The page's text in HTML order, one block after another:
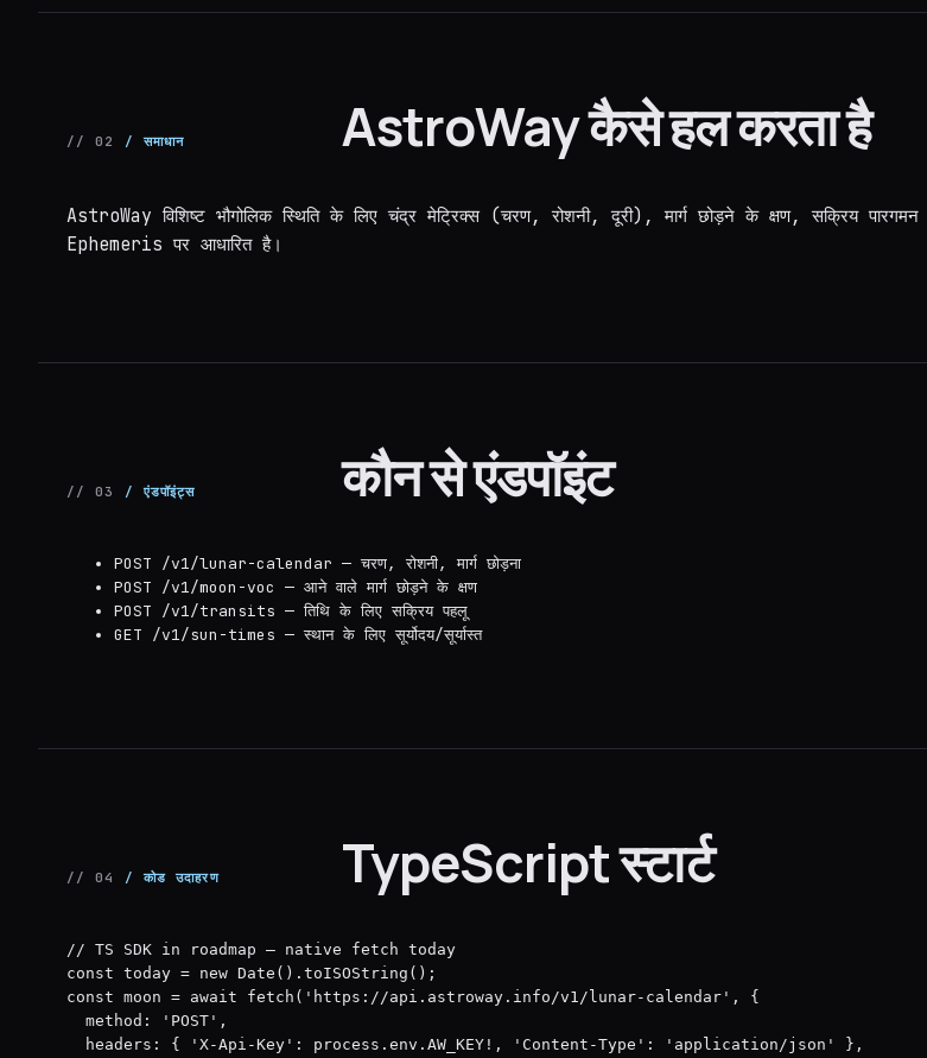
// 02 / समाधान AstroWay कैसे हल करता है
AstroWay विशिष्ट भौगोलिक स्थिति के लिए चंद्र मेट्रिक्स (चरण, रोशनी, दूरी), मार्ग छोड़ने के क्षण, सक्रिय
Ephemeris पर आधारित है।
// 03 / एंडपॉइंट्स कौन से एंडपॉइंट
POST /v1/lunar-calendar — चरण, रोशनी, मार्ग छोड़ना
POST /v1/moon-voc — आने वाले मार्ग छोड़ने के क्षण
POST /v1/transits — तिथि के लिए सक्रिय पहलू
GET /v1/sun-times — स्थान के लिए सूर्योदय/सूर्यास्त
// 04 / कोड उदाहरण TypeScript स्टार्ट
// TS SDK in roadmap — native fetch today
const today = new Date().toISOString();
const moon = await fetch('https://api.astroway.info/v1/lunar-calendar', {
  method: 'POST',
  headers: { 'X-Api-Key': process.env.AW_KEY!, 'Content-Type': 'application/json' },